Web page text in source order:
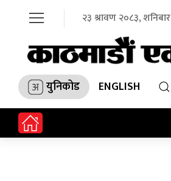
२३ श्रावण २०८३, शनिबार
युनिकोड ENGLISH